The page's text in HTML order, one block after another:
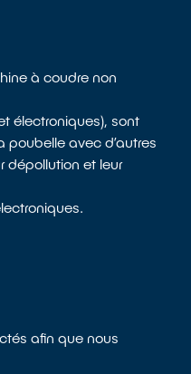
à coudre non
électroniques), sont
avec d’autres
dépollution et leur
afin que nous